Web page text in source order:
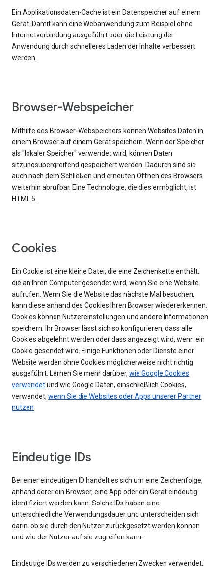
Ein Applikationsdaten-Cache ist ein Datenspeicher auf einem
Gerät. Damit kann eine Webanwendung zum Beispiel ohne
Internetverbindung ausgeführt oder die Leistung der
Anwendung durch schnelleres Laden der Inhalte verbessert
werden.
Browser-Webspeicher
Mithilfe des Browser-Webspeichers können Websites Daten in
einem Browser auf einem Gerät speichern. Wenn der Speicher
als "lokaler Speicher" verwendet wird, können Daten
sitzungsübergreifend gespeichert werden. Dadurch sind sie
auch nach dem Schließen und erneuten Öffnen des Browsers
weiterhin abrufbar. Eine Technologie, die dies ermöglicht, ist
HTML 5.
Cookies
Ein Cookie ist eine kleine Datei, die eine Zeichenkette enthält,
die an Ihren Computer gesendet wird, wenn Sie eine Website
aufrufen. Wenn Sie die Website das nächste Mal besuchen,
kann diese anhand des Cookies Ihren Browser wiedererkennen.
Cookies können Nutzereinstellungen und andere Informationen
speichern. Ihr Browser lässt sich so konfigurieren, dass alle
Cookies abgelehnt werden oder dass angezeigt wird, wenn ein
Cookie gesendet wird. Einige Funktionen oder Dienste einer
Website werden ohne Cookies möglicherweise nicht richtig
ausgeführt. Lernen Sie mehr darüber, wie Google Cookies
verwendetund wie Google Daten, einschließlich Cookies,
verwendet, wenn Sie die Websites oder Apps unserer Partner
nutzen
Eindeutige IDs
Bei einer eindeutigen ID handelt es sich um eine Zeichenfolge,
anhand derer ein Browser, eine App oder ein Gerät eindeutig
identifiziert werden kann. Solche IDs haben eine
unterschiedliche Verwendungsdauer und unterscheiden sich
darin, ob sie durch den Nutzer zurückgesetzt werden können
und wie der Nutzer auf sie zugreifen kann.
Eindeutige IDs werden zu verschiedenen Zwecken verwendet,